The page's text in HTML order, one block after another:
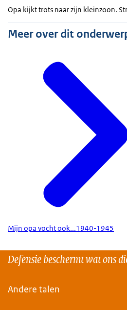
Opa kijkt trots naar zijn kleinzoon.
Meer over dit
Mijn opa vocht ook...1940-1945
Defensie beschermt wat ons
Andere talen